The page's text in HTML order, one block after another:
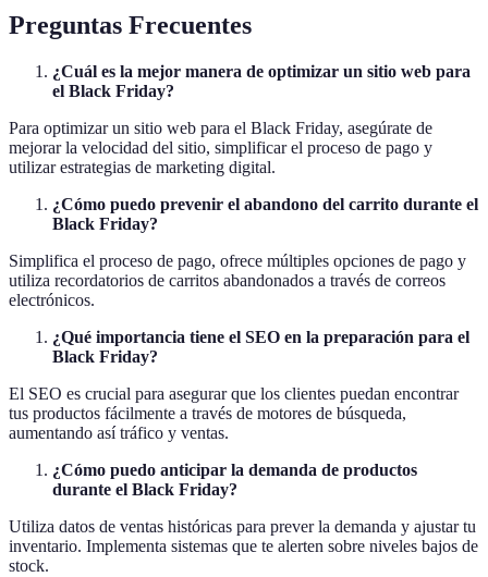
Preguntas Frecuentes
¿Cuál es la mejor manera de optimizar un sitio web para
el Black Friday?
Para optimizar un sitio web para el Black Friday, asegúrate de
mejorar la velocidad del sitio, simplificar el proceso de pago y
utilizar estrategias de marketing digital.
¿Cómo puedo prevenir el abandono del carrito durante el
Black Friday?
Simplifica el proceso de pago, ofrece múltiples opciones de pago y
utiliza recordatorios de carritos abandonados a través de correos
electrónicos.
¿Qué importancia tiene el SEO en la preparación para el
Black Friday?
El SEO es crucial para asegurar que los clientes puedan encontrar
tus productos fácilmente a través de motores de búsqueda,
aumentando así tráfico y ventas.
¿Cómo puedo anticipar la demanda de productos
durante el Black Friday?
Utiliza datos de ventas históricas para prever la demanda y ajustar tu
inventario. Implementa sistemas que te alerten sobre niveles bajos de
stock.